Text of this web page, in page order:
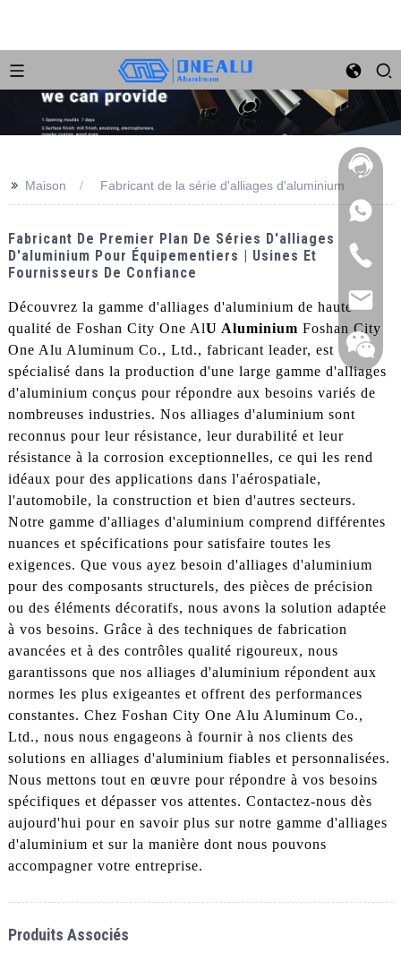
>> Maison Fabricant de la série d'alliages d'aluminium
Fabricant De Premier Plan De Séries D'alliages
D'aluminium Pour Équipementiers | Usines Et
Fournisseurs De Confiance
Découvrez la gamme d'alliages d'aluminium de haute
qualité de Foshan City One AlU Aluminium Foshan City
One Alu Aluminum Co., Ltd., fabricant leader, est
spécialisé dans la production d'une large gamme d'alliages
d'aluminium conçus pour répondre aux besoins variés de
nombreuses industries. Nos alliages d'aluminium sont
reconnus pour leur résistance, leur durabilité et leur
résistance à la corrosion exceptionnelles, ce qui les rend
idéaux pour des applications dans l'aérospatiale,
l'automobile, la construction et bien d'autres secteurs.
Notre gamme d'alliages d'aluminium comprend différentes
nuances et spécifications pour satisfaire toutes les
exigences. Que vous ayez besoin d'alliages d'aluminium
pour des composants structurels, des pièces de précision
ou des éléments décoratifs, nous avons la solution adaptée
à vos besoins. Grâce à des techniques de fabrication
avancées et à des contrôles qualité rigoureux, nous
garantissons que nos alliages d'aluminium répondent aux
normes les plus exigeantes et offrent des performances
constantes. Chez Foshan City One Alu Aluminum Co.,
Ltd., nous nous engageons à fournir à nos clients des
solutions en alliages d'aluminium fiables et personnalisées.
Nous mettons tout en œuvre pour répondre à vos besoins
spécifiques et dépasser vos attentes. Contactez-nous dès
aujourd'hui pour en savoir plus sur notre gamme d'alliages
d'aluminium et sur la manière dont nous pouvons
accompagner votre entreprise.
Produits Associés